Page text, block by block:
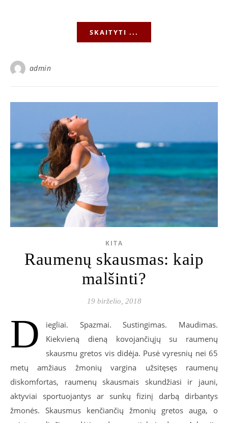
SKAITYTI ...
admin
KITA
Raumenų skausmas: kaip
malšinti?
19 birželio, 2018
D
iegliai. Spazmai. Sustingimas. Maudimas.
Kiekvieną dieną kovojančiųjų su raumenų
skausmu gretos vis didėja. Pusė vyresnių nei 65
metų amžiaus žmonių vargina užsitęsęs raumenų
diskomfortas, raumenų skausmais skundžiasi ir jauni,
aktyviai sportuojantys ar sunkų fizinį darbą dirbantys
žmonės. Skausmus kenčiančių žmonių gretos auga, o